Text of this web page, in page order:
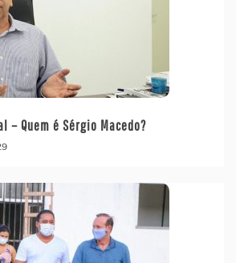
– Quem é Sérgio Macedo?